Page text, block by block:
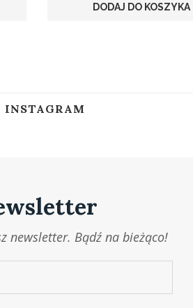
DODAJ DO KOSZYKA
INSTAGRAM
newsletter. Bądź na bieżąco!